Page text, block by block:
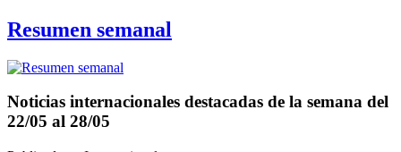
Resumen semanal
Noticias internacionales destacadas de la semana del
22/05 al 28/05